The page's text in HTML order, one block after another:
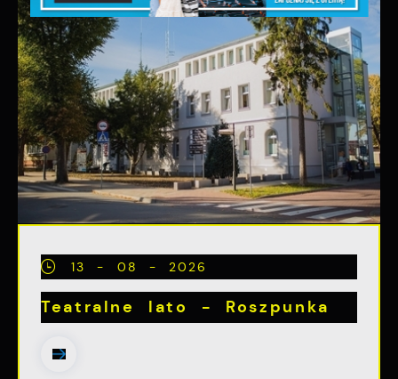
13 - 08 - 2026
Teatralne lato - Roszpunka